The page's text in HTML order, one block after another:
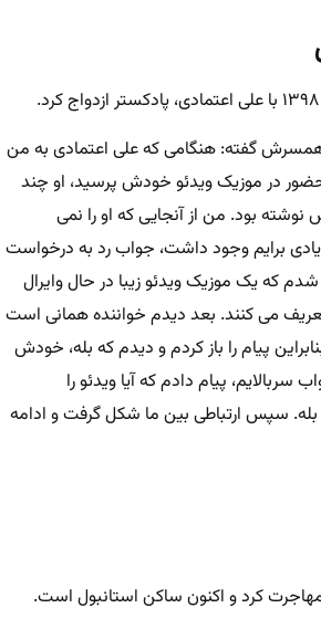
همسرش گفته: هنگامی که علی اعتمادی به من
حضور در موزیک ویدئو خودش پرسید، او چند
بود. من از آنجایی که او را نمی‌
برایم وجود داشت، جواب رد به درخواست
که یک موزیک ویدئو زیبا در حال وایرال
می‌ کنند. بعد دیدم خواننده همانی است
پیام را باز کردم و دیدم که بله، خودش
پیام دادم که آیا ویدئو را
سپس ارتباطی بین ما شکل گرفت و ادامه
مهاجرت کرد و اکنون ساکن استانبول است.